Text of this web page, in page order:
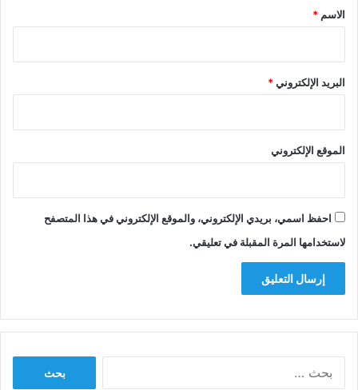
*
الاسم *
البريد الإلكتروني*
الموقع الإلكتروني
احفظ اسمي، بريدي الإلكتروني، والموقع الإلكتروني في هذا المتصفح
لاستخدامها المرة المقبلة في تعليقي.